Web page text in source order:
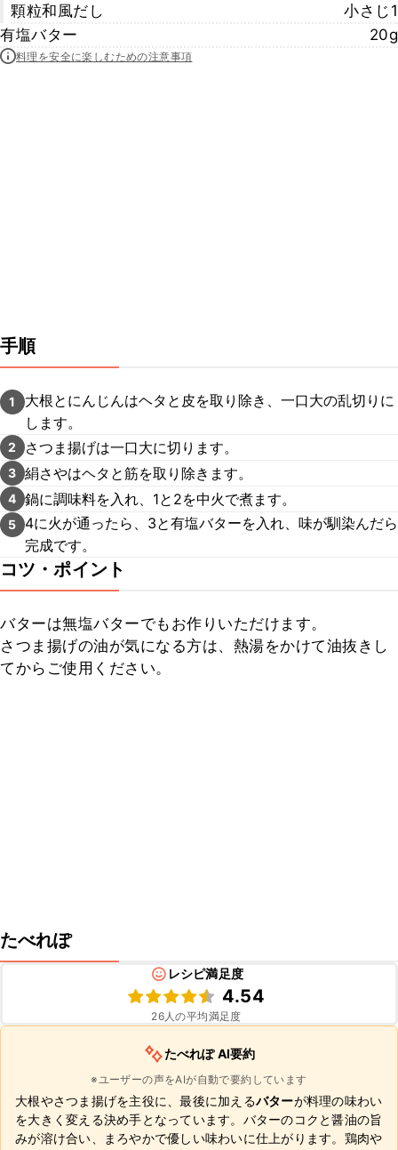
顆粒和風だし
小さじ1
有塩バター
20g
料理を安全に楽しむための注意事項
手順
1
大根とにんじんはヘタと皮を取り除き、一口大の乱切りに
します。
2 さつま揚げは一口大に切ります。
3 絹さやはヘタと筋を取り除きます。
4 鍋に調味料を入れ、1と2を中火で煮ます。
5
4に火が通ったら、3と有塩バターを入れ、味が馴染んだら
完成です。
コツ・ポイント
バターは無塩バターでもお作りいただけます。
さつま揚げの油が気になる方は、熱湯をかけて油抜きし
てからご使用ください。
たべれぽ
レシピ満足度
4.54
26人の平均満足度
たべれぽ AI要約
※ユーザーの声をAIが自動で要約しています
大根やさつま揚げを主役に、最後に加えるバターが料理の味わい
を大きく変える決め手となっています。バターのコクと醤油の旨
みが溶け合い、まろやかで優しい味わいに仕上がります。鶏肉や